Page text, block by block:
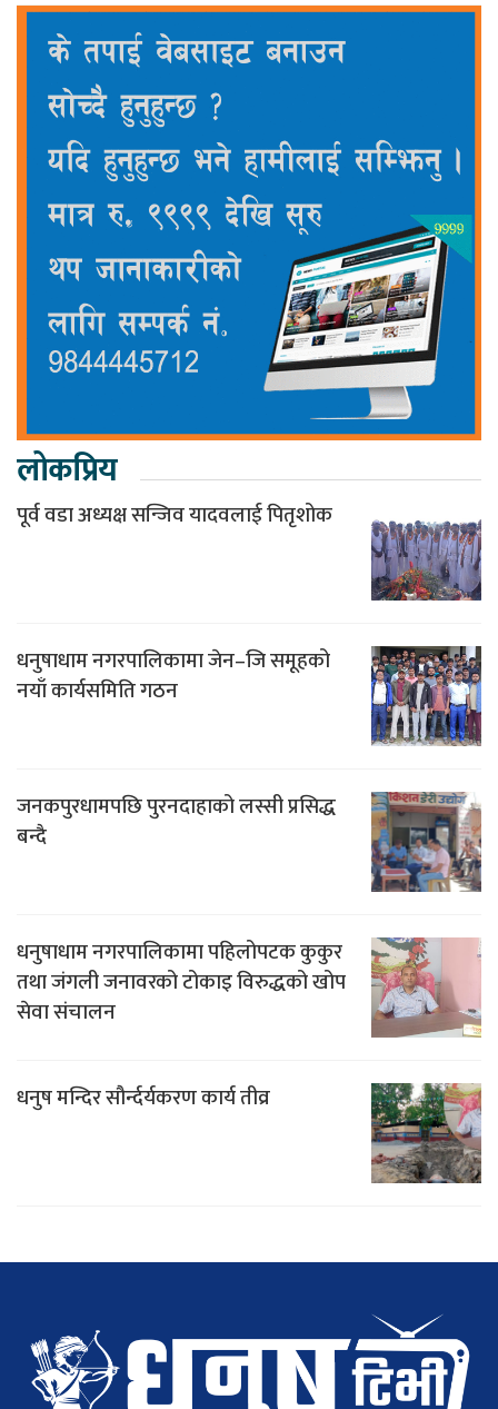
लोकप्रिय
पूर्व वडा अध्यक्ष सन्जिव यादवलाई पितृशोक
धनुषाधाम नगरपालिकामा जेन–जि समूहको
नयाँ कार्यसमिति गठन
जनकपुरधामपछि पुरनदाहाको लस्सी प्रसिद्ध
बन्दै
धनुषाधाम नगरपालिकामा पहिलोपटक कुकुर
तथा जंगली जनावरको टोकाइ विरुद्धको खोप
सेवा संचालन
धनुष मन्दिर सौर्न्दर्यकरण कार्य तीव्र